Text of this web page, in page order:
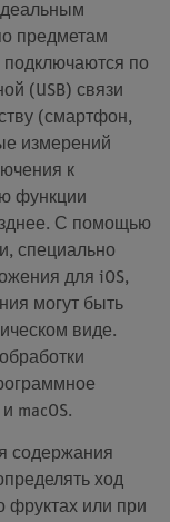
предметам
подключаются по
(USB) связи
(смартфон,
измерений
к
функции
С помощью
специально
для iOS,
могут быть
виде.
macOS.
содержания
ход
фруктах или при